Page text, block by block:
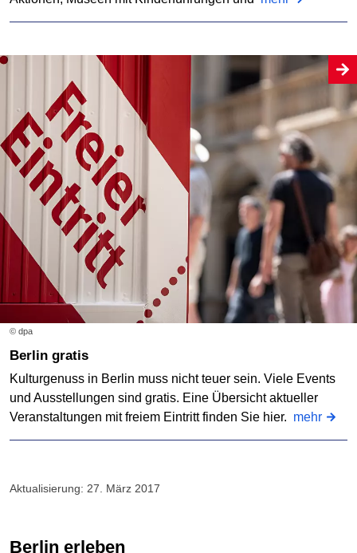
© dpa
Berlin gratis
Kulturgenuss in Berlin muss nicht teuer sein. Viele Events
und Ausstellungen sind gratis. Eine Übersicht aktueller
Veranstaltungen mit freiem Eintritt finden Sie hier. mehr
Aktualisierung: 27. März 2017
Berlin erleben